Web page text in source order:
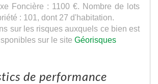
Foncière : 1100 €. Nombre de lots
: 101, dont 27 d'habitation.
sur les risques auxquels ce bien est
sur le site Géorisques
de performance